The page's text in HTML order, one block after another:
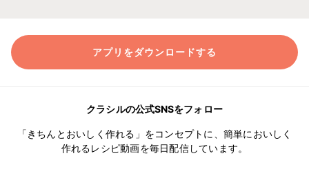
アプリをダウンロードする
クラシルの公式SNSをフォロー
「きちんとおいしく作れる」をコンセプトに、簡単においしく
作れるレシピ動画を毎日配信しています。